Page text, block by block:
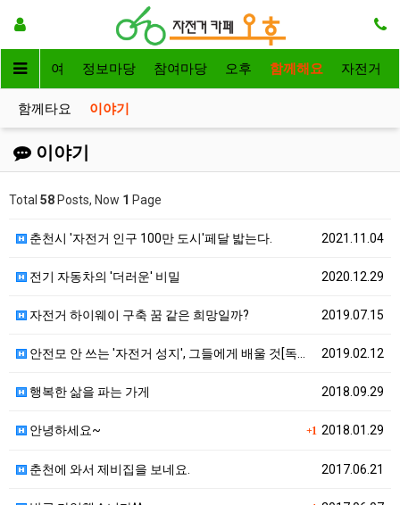
전거대여 정보마당 참여마당 오후 함께해요 자전거
함께타요 이야기
이야기
Total 58 Posts, Now 1 Page
2021.11.04
춘천시 '자전거 인구 100만 도시'페달 밟는다.
2020.12.29
전기 자동차의 '더러운' 비밀
2019.07.15
자전거 하이웨이 구축 꿈 같은 희망일까?
2019.02.12
안전모 안 쓰는 '자전거 성지', 그들에게 배울 것[독…
2018.09.29
행복한 삶을 파는 가게
+1 2018.01.29
안녕하세요~
2017.06.21
춘천에 와서 제비집을 보네요.